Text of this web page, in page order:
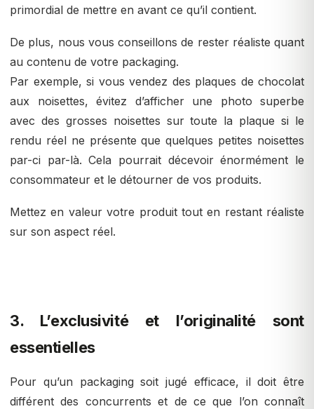
primordial de mettre en avant ce qu’il contient.
De plus, nous vous conseillons de rester réaliste quant
au contenu de votre packaging.
Par exemple, si vous vendez des plaques de chocolat
aux noisettes, évitez d’afficher une photo superbe
avec des grosses noisettes sur toute la plaque si le
rendu réel ne présente que quelques petites noisettes
par-ci par-là. Cela pourrait décevoir énormément le
consommateur et le détourner de vos produits.
Mettez en valeur votre produit tout en restant réaliste
sur son aspect réel.
3. L’exclusivité et l’originalité sont
essentielles
Pour qu’un packaging soit jugé efficace, il doit être
différent des concurrents et de ce que l’on connaît